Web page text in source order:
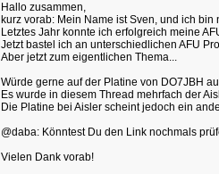
Hallo zusammen,
kurz vorab: Mein Name ist Sven, und ich bin
Letztes Jahr konnte ich erfolgreich meine
Jetzt bastel ich an unterschiedlichen AFU
Aber jetzt zum eigentlichen Thema...
Würde gerne auf der Platine von DO7JBH
Es wurde in diesem Thread mehrfach der
Die Platine bei Aisler scheint jedoch ein
@daba: Könntest Du den Link nochmals
Vielen Dank vorab!